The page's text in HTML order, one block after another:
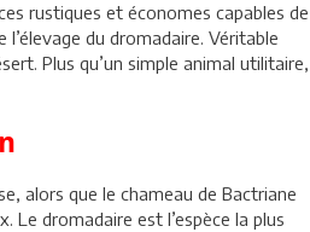
rustiques et économes capables de
du dromadaire. Véritable
Plus qu’un simple animal utilitaire,
alors que le chameau de Bactriane
Le dromadaire est l’espèce la plus